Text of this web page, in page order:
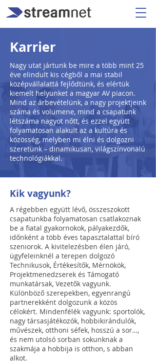
Karrier
Nagy utat jártunk be mire a több mint 25
éve elindult kis cégből a mai stabil
középvállalattá fejlődtünk, és elértük
kiemelt helyünket a magyar AV piacon.
Mind az árbevételünk, a nagy projektjeink
száma és volumene, mind a csapatunk
létszáma nagyot nőtt, és ezzel együtt
folyamatosan alakult az a kultúra és
közösség, melyben mi élni és dolgozni
szeretünk – dinamikusan, világszínvonalú
technológiákkal.
Kik vagyunk?
A régebben együtt lévő, összeszokott
csapatunkba folyamatosan csatlakoznak
be a fiatal gyakornokok, pályakezdők,
időnként a több éves tapasztalattal bíró
szeniorok. A kivitelezésben élen járó,
ügyfeleinknél a terepen dolgozó
Technikusok, Értékesítők, Mérnökök,
Projektmenedzserek és Támogató
munkatársak, Vezetők vagyunk.
Különböző szerepekben, egyenrangú
partnerekként dolgozunk a közös
célokért. Mindenfélék vagyunk: sportolók,
nagy társasjátékozók, hobbikirándulók,
művészek, otthoni séfek, hosszú a sor…,
és nem utolsó sorban sokunknak a
szakmája a hobbija is otthon, s abban
alkot.